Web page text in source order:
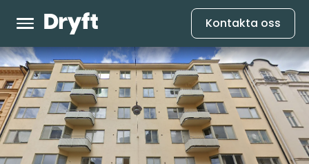
Kontakta oss